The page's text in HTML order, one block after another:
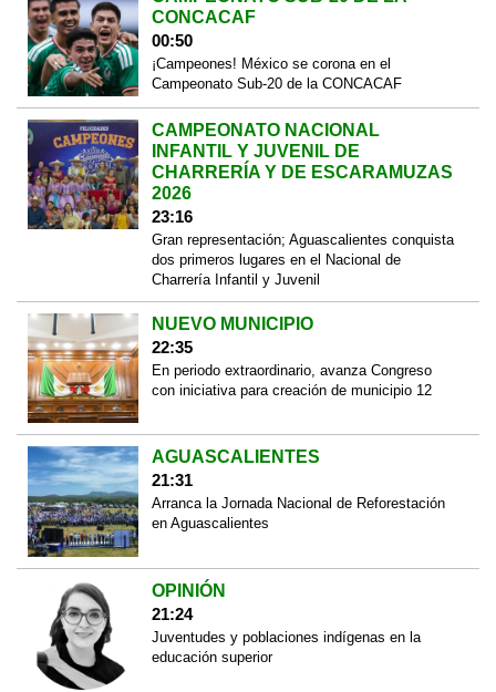
CONCACAF
00:50
¡Campeones! México se corona en el
Campeonato Sub-20 de la CONCACAF
CAMPEONATO NACIONAL
INFANTIL Y JUVENIL DE
CHARRERÍA Y DE ESCARAMUZAS
2026
23:16
Gran representación; Aguascalientes conquista
dos primeros lugares en el Nacional de
Charrería Infantil y Juvenil
NUEVO MUNICIPIO
22:35
En periodo extraordinario, avanza Congreso
con iniciativa para creación de municipio 12
AGUASCALIENTES
21:31
Arranca la Jornada Nacional de Reforestación
en Aguascalientes
OPINIÓN
21:24
Juventudes y poblaciones indígenas en la
educación superior